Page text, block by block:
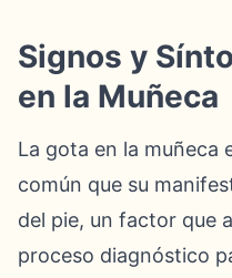
Signos y
en la Muñeca
La gota en la muñeca
común que su
del pie, un factor que
proceso diagnóstico